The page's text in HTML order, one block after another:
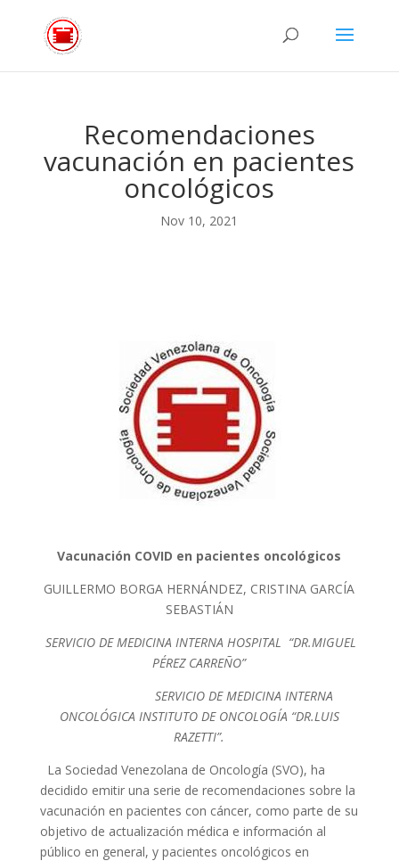
Recomendaciones
vacunación en pacientes
oncológicos
Nov 10, 2021
Vacunación COVID en pacientes oncológicos
GUILLERMO BORGA HERNÁNDEZ, CRISTINA GARCÍA
SEBASTIÁN
SERVICIO DE MEDICINA INTERNA HOSPITAL “DR.MIGUEL
PÉREZ CARREÑO”
SERVICIO DE MEDICINA INTERNA
ONCOLÓGICA INSTITUTO DE ONCOLOGÍA “DR.LUIS
RAZETTI”.
La Sociedad Venezolana de Oncología (SVO), ha
decidido emitir una serie de recomendaciones sobre la
vacunación en pacientes con cáncer, como parte de su
objetivo de actualización médica e información al
público en general, y pacientes oncológicos en